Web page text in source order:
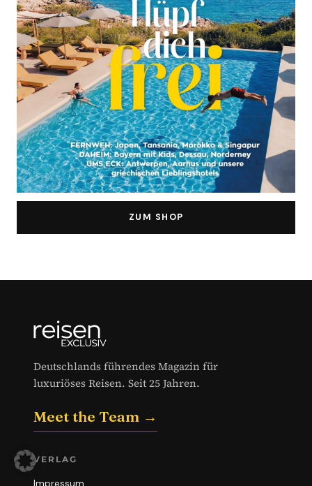
ZUM SHOP
Deutschlands führendes Magazin für
luxuriöses Reisen. Seit 25 Jahren.
Meet the Team →
VERLAG
Impressum